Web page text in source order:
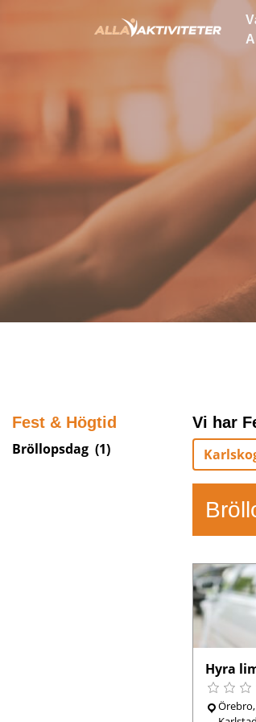
Fest & Högtid
Bröllopsdag (1)
Vi har
Hyra